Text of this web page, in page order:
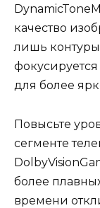
качество
лишь
для более
Повысьте
сегменте
более
времени